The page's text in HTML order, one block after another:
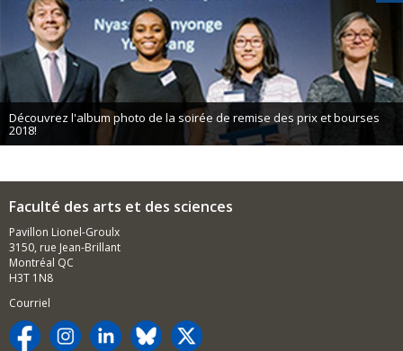
Découvrez l'album photo de la soirée de remise des prix et bourses
2018!
Faculté des arts et des sciences
Pavillon Lionel-Groulx
3150, rue Jean-Brillant
Montréal QC
H3T 1N8
Courriel